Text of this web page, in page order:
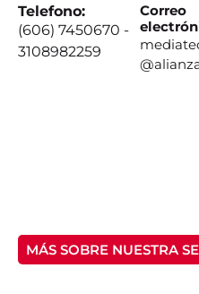
Telefono:
(606) 7450670 -
3108982259
Correo
MÁS SOBRE NUESTRA